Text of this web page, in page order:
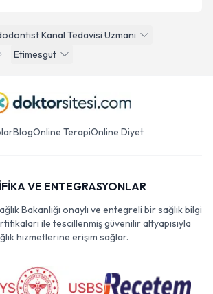
Kanal Tedavisi Uzmani
Etimesgut
BlogOnline TerapiOnline Diyet
VE ENTEGRASYONLAR
Bakanlığı onaylı ve entegreli bir sağlık bilgi
ile tescillenmiş güvenilir altyapısıyla
hizmetlerine erişim sağlar.